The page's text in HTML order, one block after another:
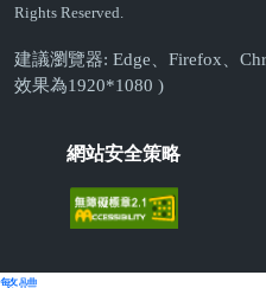
Rights Reserved.
建議瀏覽器: Edge、Firefox、
效果為1920*1080 )
網站安全策略